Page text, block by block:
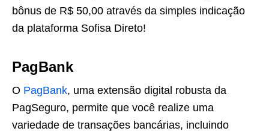
bônus de R$ 50,00 através da simples indicação
da plataforma Sofisa Direto!
PagBank
O PagBank, uma extensão digital robusta da
PagSeguro, permite que você realize uma
variedade de transações bancárias, incluindo